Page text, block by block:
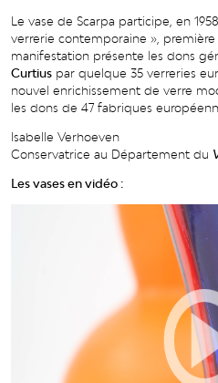
Le vase de Scarpa participe, en
verrerie contemporaine »,
manifestation présente les dons
Curtius par quelque 35 verreries
nouvel enrichissement de verre
les dons de 47 fabriques
Isabelle Verhoeven
Conservatrice au Département du
Les vases en vidéo :